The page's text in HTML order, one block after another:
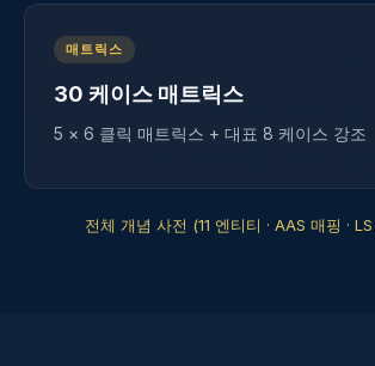
매트릭스
30 케이스 매트릭스
5 × 6 클릭 매트릭스 + 대표 8 케이스 강조
전체 개념 사전 (11 엔티티 · AAS 매핑 ·